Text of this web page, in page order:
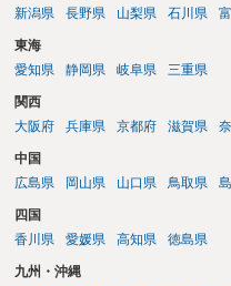
新潟県
長野県 山梨県 石川県
東海
愛知県
静岡県 岐阜県 三重県
関西
大阪府
兵庫県 京都府 滋賀県
中国
広島県
岡山県 山口県 鳥取県
四国
香川県
愛媛県 高知県 徳島県
九州・沖縄